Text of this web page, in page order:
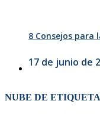
8 Consejos
17 de junio de
NUBE DE